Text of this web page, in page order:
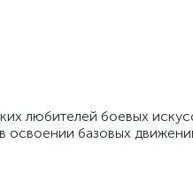
любителей боевых
освоении базовых